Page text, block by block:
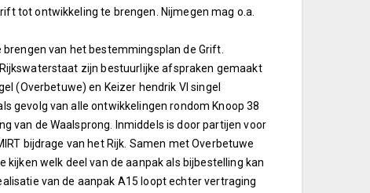
tot ontwikkeling te brengen. Nijmegen mag o.a.
van het bestemmingsplan de Grift.
zijn bestuurlijke afspraken gemaakt
(Overbetuwe) en Keizer hendrik VI singel
gevolg van alle ontwikkelingen rondom Knoop 38
van de Waalsprong. Inmiddels is door partijen voor
bijdrage van het Rijk. Samen met Overbetuwe
welk deel van de aanpak als bijbestelling kan
van de aanpak A15 loopt echter vertraging